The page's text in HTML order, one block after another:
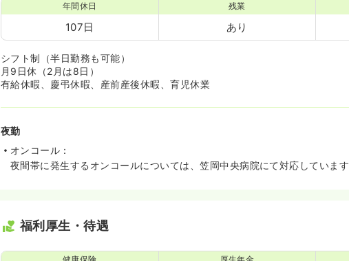
年間休日
107日
残業
あり
シフト制（半日勤務も可能）
月9日休（2月は8日）
有給休暇、慶弔休暇、産前産後休暇、育児休業
夜勤
オンコール：
夜間帯に発生するオンコールについては、笠岡中央病院にて対応しています
福利厚生・待遇